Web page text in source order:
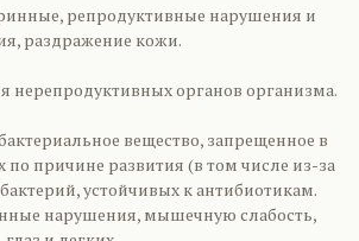
репродуктивные нарушения и
раздражение кожи.
нерепродуктивных органов организма.
вещество, запрещенное в
по причине развития (в том числе из-за
устойчивых к антибиотикам.
нарушения, мышечную слабость,